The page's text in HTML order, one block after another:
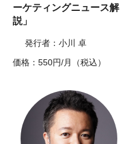
ーケティングニュース解
説」
発行者：小川 卓
価格：550円/月（税込）